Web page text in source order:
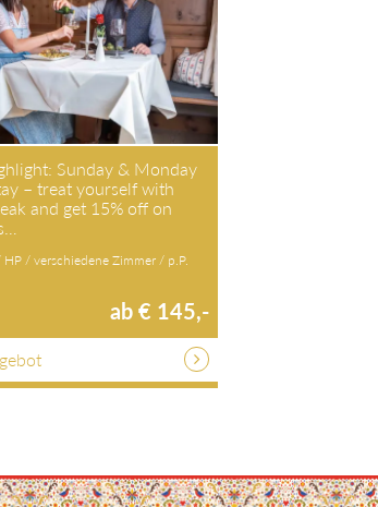
Sunday & Monday
– treat yourself with
and get 15% off on
/ verschiedene Zimmer / p.P.
ab € 145,-